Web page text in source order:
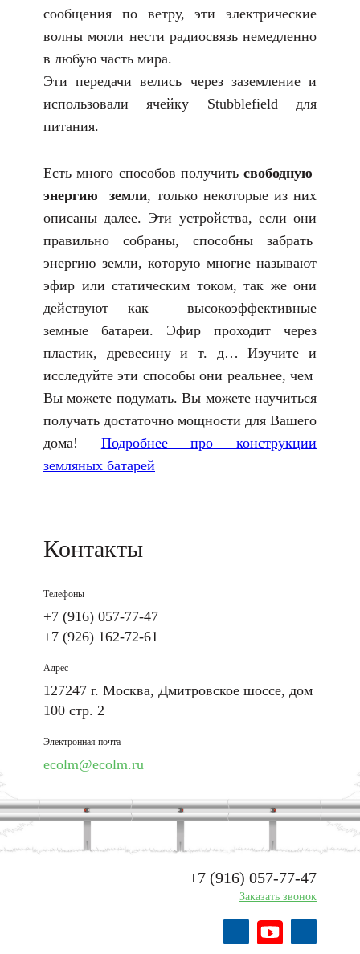
сообщения по ветру, эти электрические
волны могли нести радиосвязь немедленно
в любую часть мира.
Эти передачи велись через заземление и
использовали ячейку Stubblefield для
питания.
Есть много способов получить свободную
энергию земли, только некоторые из них
описаны далее. Эти устройства, если они
правильно собраны, способны забрать
энергию земли, которую многие называют
эфир или статическим током, так же они
действуют как высокоэффективные
земные батареи. Эфир проходит через
пластик, древесину и т. д… Изучите и
исследуйте эти способы они реальнее, чем
Вы можете подумать. Вы можете научиться
получать достаточно мощности для Вашего
дома! Подробнее про конструкции
земляных батарей
Контакты
Телефоны
+7 (916) 057-77-47
+7 (926) 162-72-61
Адрес
127247 г. Москва, Дмитровское шоссе, дом
100 стр. 2
Электронная почта
ecolm@ecolm.ru
+7 (916) 057-77-47
Заказать звонок